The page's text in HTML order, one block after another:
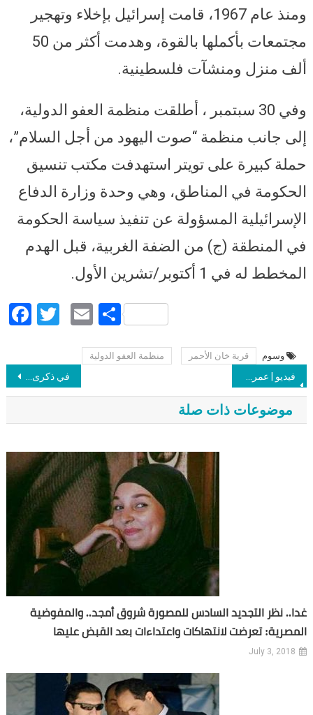
ومنذ عام 1967، قامت إسرائيل بإخلاء وتهجير
مجتمعات بأكملها بالقوة، وهدمت أكثر من 50
ألف منزل ومنشآت فلسطينية.
وفي 30 سبتمبر ، أطلقت منظمة العفو الدولية،
إلى جانب منظمة “صوت اليهود من أجل السلام”،
حملة كبيرة على تويتر استهدفت مكتب تنسيق
الحكومة في المناطق، وهي وحدة وزارة الدفاع
الإسرائيلية المسؤولة عن تنفيذ سياسة الحكومة
في المنطقة (ج) من الضفة الغربية، قبل الهدم
المخطط له في 1 أكتوبر/تشرين الأول.
Facebook
Twitter
EmailShare
وسوم قرية خان الأحمر منظمة العفو الدولية
Post navigation
في ذكرى استشهاد الدرة.. اسرائيل تقتل طفلا بخانيونس.. وزملاؤه يؤبنونه بوضع صورته على مقعده بالمدرسة
موضوعات ذات صلة
غدا.. نظر التجديد السادس للمصورة شروق أمجد.. والمفوضية
المصرية: تعرضت لانتهاكات واعتداءات بعد القبض عليها
July 3, 2018